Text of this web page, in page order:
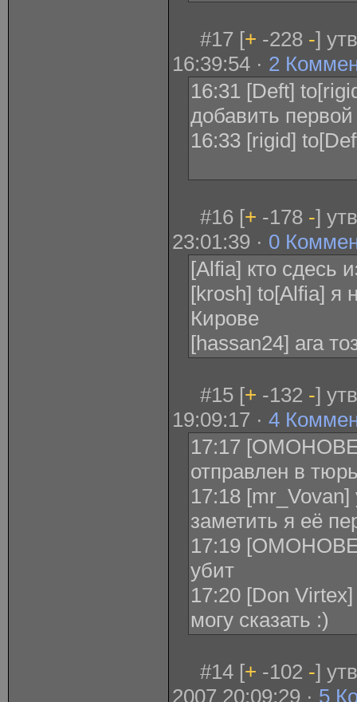
#17 [+ -228 -]
16:39:54 · 2
16:31 [Deft]
добавить первой
16:33 [rigid]
#16 [+ -178 -]
23:01:39 · 0
[Alfia] кто сдесь
[krosh] to[Alfia] я
Кирове
[hassan24] ага
#15 [+ -132 -]
19:09:17 · 4
17:17
отправлен в
17:18
заметить я её
17:19
убит
17:20 [Don
могу сказать :)
#14 [+ -102 -]
2007 20:09:29 · 5